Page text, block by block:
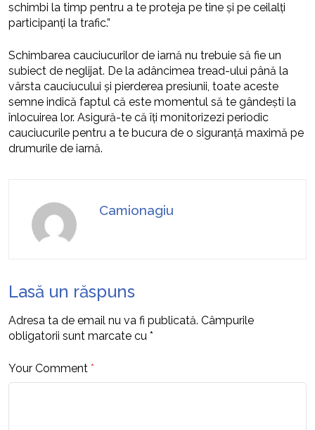
schimbi la timp pentru a te proteja pe tine și pe ceilalți
participanți la trafic.”
Schimbarea cauciucurilor de iarnă nu trebuie să fie un
subiect de neglijat. De la adâncimea tread-ului până la
vârsta cauciucului și pierderea presiunii, toate aceste
semne indică faptul că este momentul să te gândești la
înlocuirea lor. Asigură-te că îți monitorizezi periodic
cauciucurile pentru a te bucura de o siguranță maximă pe
drumurile de iarnă.
Camionagiu
Lasă un răspuns
Adresa ta de email nu va fi publicată. Câmpurile
obligatorii sunt marcate cu *
Your Comment *